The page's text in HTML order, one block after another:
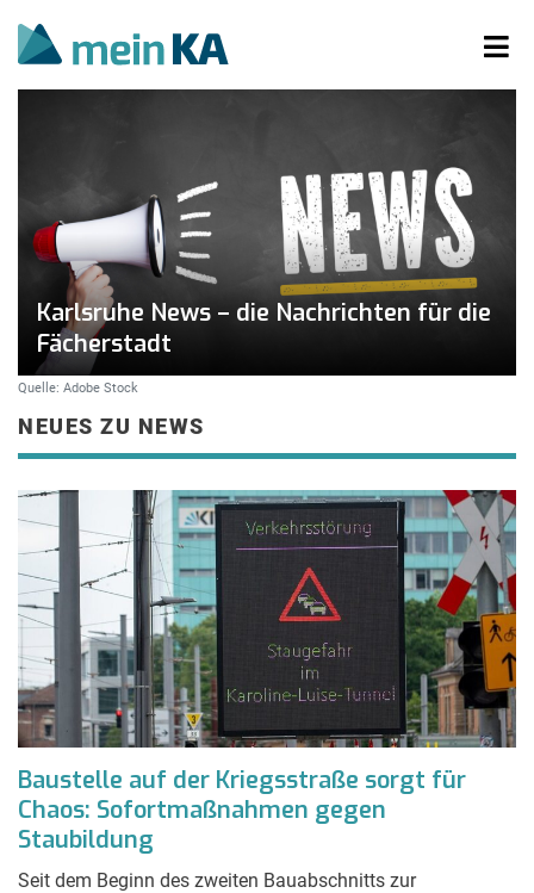
Karlsruhe News – die Nachrichten für die
Fächerstadt
Quelle: Adobe Stock
NEUES ZU NEWS
Baustelle auf der Kriegsstraße sorgt für
Chaos: Sofortmaßnahmen gegen
Staubildung
Seit dem Beginn des zweiten Bauabschnitts zur